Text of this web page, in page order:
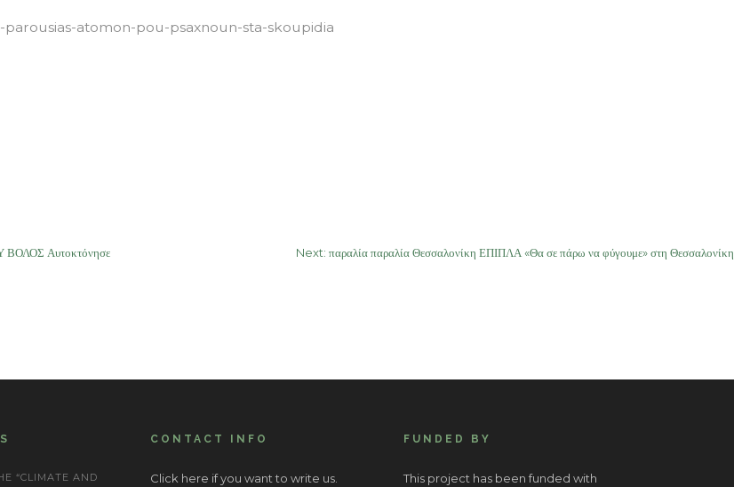
atomon-pou-psaxnoun-sta-skoupidia
Αυτοκτόνησε
Next: παραλία παραλία Θεσσαλονίκη ΕΠΙΠΛΑ «Θα σε πάρω να φύγουμε» στη Θεσσαλονίκη
“CLIMATE AND
CONTACT INFO
Click here if you want to write us.
FUNDED BY
This project has been funded with